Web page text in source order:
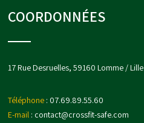
COORDONNÉES
17 Rue Desruelles, 59160 Lomme / Lille
Téléphone : 07.69.89.55.60
E-mail : contact@crossfit-safe.com